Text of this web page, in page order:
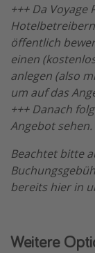
+++ Da
öffentlich
einen
anlegen (also
um auf das
+++ Danach
Angebot sehen.
Beachtet bitte
bereits hier in
Weitere